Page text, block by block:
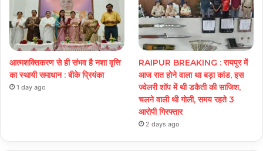
आत्मशक्तिकरण से ही संभव है नशा वृत्ति
का स्थायी समाधान : बीके प्रियंका
1 day ago
RAIPUR BREAKING : रायपुर में
आज रात होने वाला था बड़ा कांड, इस
ज्वेलरी शॉप में थी डकैती की साजिश,
चलने वाली थी गोली, समय रहते 3
आरोपी गिरफ्तार
2 days ago